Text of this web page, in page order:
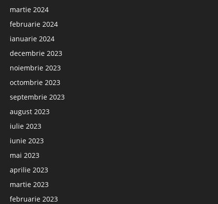
martie 2024
februarie 2024
ianuarie 2024
decembrie 2023
noiembrie 2023
octombrie 2023
septembrie 2023
august 2023
iulie 2023
iunie 2023
mai 2023
aprilie 2023
martie 2023
februarie 2023